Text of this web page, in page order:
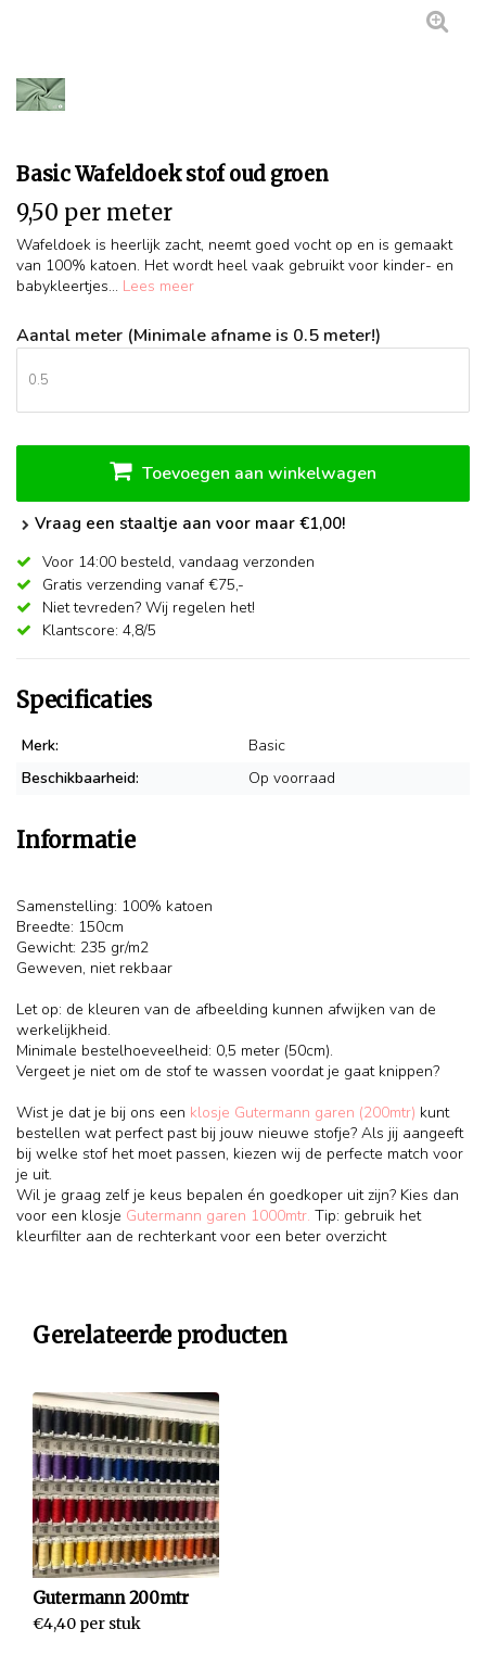
Basic Wafeldoek stof oud groen
9,50 per meter
Wafeldoek is heerlijk zacht, neemt goed vocht op en is gemaakt
van 100% katoen. Het wordt heel vaak gebruikt voor kinder- en
babykleertjes... Lees meer
Aantal meter (Minimale afname is 0.5 meter!)
Toevoegen aan winkelwagen
Vraag een staaltje aan voor maar €1,00!
Voor 14:00 besteld, vandaag verzonden
Gratis verzending vanaf €75,-
Niet tevreden? Wij regelen het!
Klantscore: 4,8/5
Specificaties
Merk:
Basic
Beschikbaarheid:
Op voorraad
Informatie
Samenstelling: 100% katoen
Breedte: 150cm
Gewicht: 235 gr/m2
Geweven, niet rekbaar
Let op: de kleuren van de afbeelding kunnen afwijken van de
werkelijkheid.
Minimale bestelhoeveelheid: 0,5 meter (50cm).
Vergeet je niet om de stof te wassen voordat je gaat knippen?
Wist je dat je bij ons een klosje Gutermann garen (200mtr) kunt
bestellen wat perfect past bij jouw nieuwe stofje? Als jij aangeeft
bij welke stof het moet passen, kiezen wij de perfecte match voor
je uit.
Wil je graag zelf je keus bepalen én goedkoper uit zijn? Kies dan
voor een klosje Gutermann garen 1000mtr. Tip: gebruik het
kleurfilter aan de rechterkant voor een beter overzicht
Gerelateerde producten
Gutermann 200mtr
€4,40 per stuk